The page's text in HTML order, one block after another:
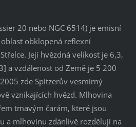
20 nebo NGC 6514) je emisní
obklopená reflexní
Její hvězdná velikost je 6,3,
a vzdálenost od Země je 5 200
zde Spitzerův vesmírný
vznikajících hvězd. Mlhovina
tmavým čarám, které jsou
a mlhovinu zdánlivě rozdělují na